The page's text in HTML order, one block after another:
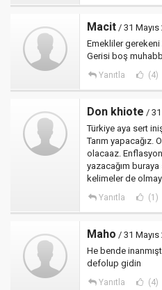
Macit / 31
Emekliler
Gerisi boş
Yanıtla (4)
Don khiote / 31
Türkiye aya sert
Tarım yapacağız.
olacaaz.
yazacağım
kelimeler de
Yanıtla (1)
Maho / 31 Mayıs
He bende
defolup gidin
Yanıtla (4)